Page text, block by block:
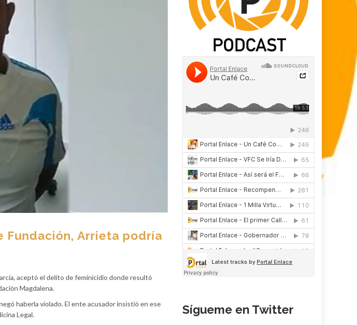
Fundación, Arrieta podría
aceptó el delito de feminicidio donde resultó
Magdalena.
haberla violado. El ente acusador insistió en ese
Legal.
Sígueme en Twitter